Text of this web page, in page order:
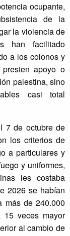
ocupante,
de la
la violencia de
han facilitado
a los colonos y
apoyo o
palestina, sino
casi total
7 de octubre de
los criterios de
a particulares y
y uniformes,
les costaba
2026 se habían
más de 240.000
15 veces mayor
al cambio de